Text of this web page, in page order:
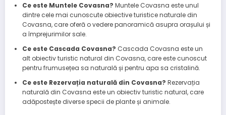
Ce este Muntele Covasna? Muntele Covasna este unul
dintre cele mai cunoscute obiective turistice naturale din
Covasna, care oferă o vedere panoramică asupra orașului și
a împrejurimilor sale.
Ce este Cascada Covasna? Cascada Covasna este un
alt obiectiv turistic natural din Covasna, care este cunoscut
pentru frumusețea sa naturală și pentru apa sa cristalină.
Ce este Rezervația naturală din Covasna? Rezervația
naturală din Covasna este un obiectiv turistic natural, care
adăpostește diverse specii de plante și animale.